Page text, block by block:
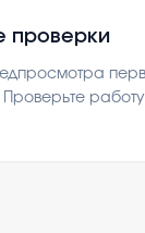
проверки